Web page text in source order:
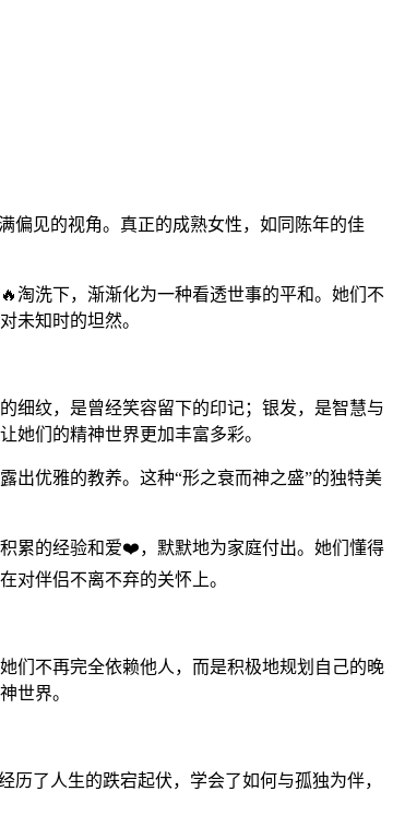
偏见的视角。真正的成熟女性，如同陈年的佳
淘洗下，渐渐化为一种看透世事的平和。她们不
未知时的坦然。
细纹，是曾经笑容留下的印记；银发，是智慧与
她们的精神世界更加丰富多彩。
出优雅的教养。这种“形之衰而神之盛”的独特美
累的经验和爱❤️，默默地为家庭付出。她们懂得
对伴侣不离不弃的关怀上。
们不再完全依赖他人，而是积极地规划自己的晚
世界。
了人生的跌宕起伏，学会了如何与孤独为伴，